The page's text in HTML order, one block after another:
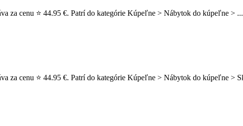
za cenu ⭐ 44.95 €. Patrí do kategórie Kúpeľne > Nábytok do kúpeľne > ...
za cenu ⭐ 44.95 €. Patrí do kategórie Kúpeľne > Nábytok do kúpeľne